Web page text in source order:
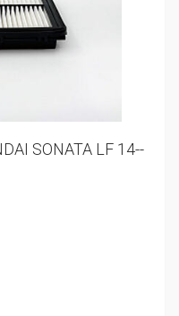
SONATA LF 14--